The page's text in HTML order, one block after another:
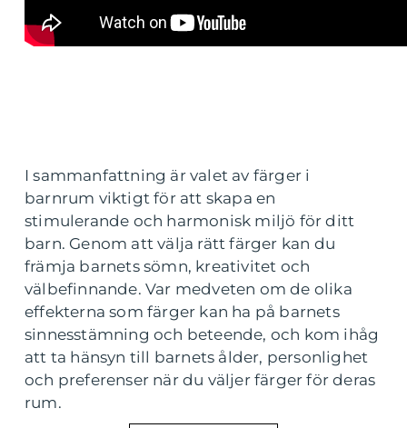
I sammanfattning är valet av färger i
barnrum viktigt för att skapa en
stimulerande och harmonisk miljö för ditt
barn. Genom att välja rätt färger kan du
främja barnets sömn, kreativitet och
välbefinnande. Var medveten om de olika
effekterna som färger kan ha på barnets
sinnesstämning och beteende, och kom ihåg
att ta hänsyn till barnets ålder, personlighet
och preferenser när du väljer färger för deras
rum.